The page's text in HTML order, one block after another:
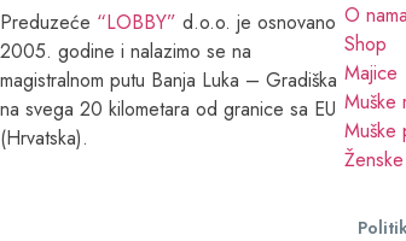
Preduzeće “LOBBY” d.o.o. je osnovano
2005. godine i nalazimo se na
magistralnom putu Banja Luka – Gradiška
na svega 20 kilometara od granice sa EU
(Hrvatska).
O nama
Shop
Majice
Muške
Muške